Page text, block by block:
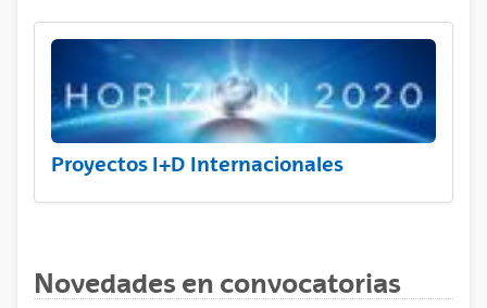
Proyectos I+D Internacionales
Novedades en convocatorias